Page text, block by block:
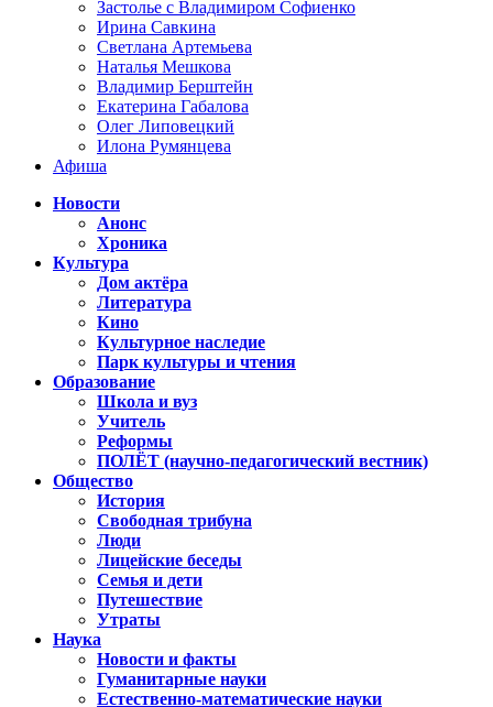
Застолье с Владимиром Софиенко
Ирина Савкина
Светлана Артемьева
Наталья Мешкова
Владимир Берштейн
Екатерина Габалова
Олег Липовецкий
Илона Румянцева
Афиша
Новости
Анонс
Хроника
Культура
Дом актёра
Литература
Кино
Культурное наследие
Парк культуры и чтения
Образование
Школа и вуз
Учитель
Реформы
ПОЛЁТ (научно-педагогический вестник)
Общество
История
Свободная трибуна
Люди
Лицейские беседы
Семья и дети
Путешествие
Утраты
Наука
Новости и факты
Гуманитарные науки
Естественно-математические науки